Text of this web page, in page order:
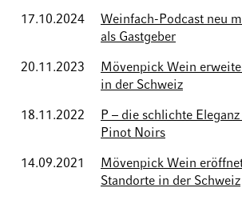
17.10.2024
Weinfach-Podcast neu
als Gastgeber
20.11.2023
Mövenpick Wein
in der Schweiz
18.11.2022
P – die schlichte
Pinot Noirs
14.09.2021
Mövenpick Wein
Standorte in der Schweiz